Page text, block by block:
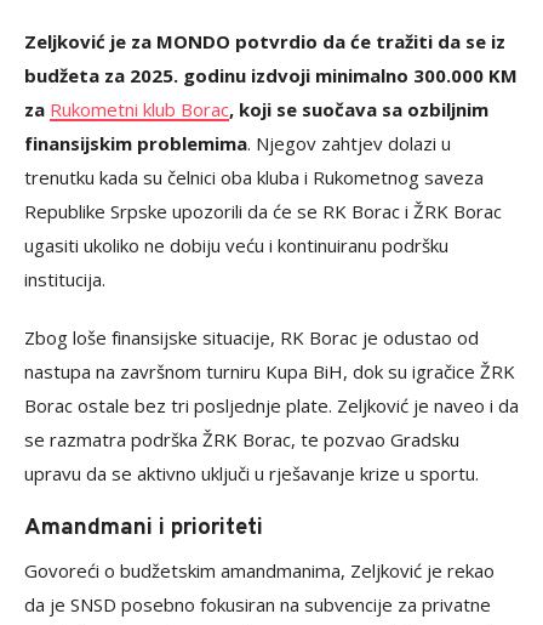
Zeljković je za MONDO potvrdio da će tražiti da se iz
budžeta za 2025. godinu izdvoji minimalno 300.000 KM
za Rukometni klub Borac, koji se suočava sa ozbiljnim
finansijskim problemima. Njegov zahtjev dolazi u
trenutku kada su čelnici oba kluba i Rukometnog saveza
Republike Srpske upozorili da će se RK Borac i ŽRK Borac
ugasiti ukoliko ne dobiju veću i kontinuiranu podršku
institucija.
Zbog loše finansijske situacije, RK Borac je odustao od
nastupa na završnom turniru Kupa BiH, dok su igračice ŽRK
Borac ostale bez tri posljednje plate. Zeljković je naveo i da
se razmatra podrška ŽRK Borac, te pozvao Gradsku
upravu da se aktivno uključi u rješavanje krize u sportu.
Amandmani i prioriteti
Govoreći o budžetskim amandmanima, Zeljković je rekao
da je SNSD posebno fokusiran na subvencije za privatne